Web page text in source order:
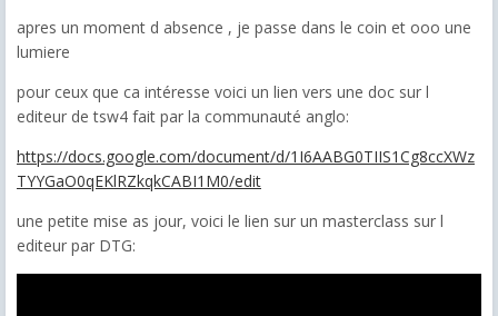
apres un moment d absence , je passe dans le coin et ooo une
lumiere
pour ceux que ca intéresse voici un lien vers une doc sur l
editeur de tsw4 fait par la communauté anglo:
https://docs.google.com/document/d/1I6AABG0TIIS1Cg8ccXWz
TYYGaO0qEKlRZkqkCABI1M0/edit
une petite mise as jour, voici le lien sur un masterclass sur l
editeur par DTG: